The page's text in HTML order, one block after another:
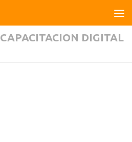
CAPACITACION DIGITAL